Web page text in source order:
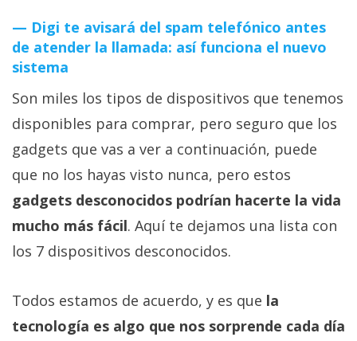
Sistemas
operativos
Profesional
+
Más
temas
Sorteos
Foros
Digi te avisará del spam telefónico antes
de atender la llamada: así funciona el nuevo
sistema
Son miles los tipos de dispositivos que tenemos
disponibles para comprar, pero seguro que los
gadgets que vas a ver a continuación, puede
que no los hayas visto nunca, pero estos
gadgets desconocidos podrían hacerte la vida
mucho más fácil. Aquí te dejamos una lista con
los 7 dispositivos desconocidos.
Todos estamos de acuerdo, y es que la
tecnología es algo que nos sorprende cada día